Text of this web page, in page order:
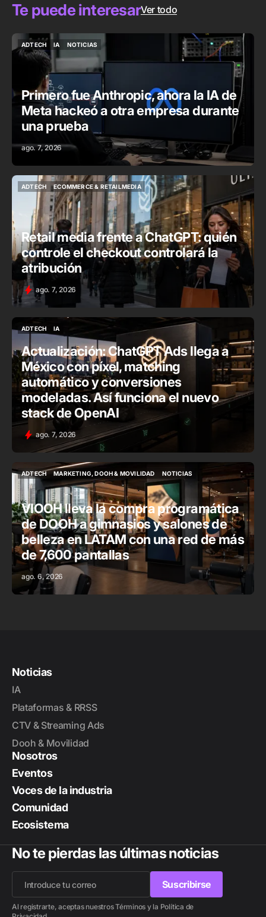
Te puede interesarVer todo
ADTECH
ADTECH
IA
NOTICIAS
Primero fue Anthropic, ahora la IA de
Meta hackeó a otra empresa durante
una prueba
ago. 7, 2026
ADTECH
ADTECH
ECOMMERCE & RETAILMEDIA
ECOMMERCE & RETAILMEDIA
Retail media frente a ChatGPT: quién
controle el checkout controlará la
atribución
ago. 7, 2026
ADTECH
IA
Actualización: ChatGPT Ads llega a
México con píxel, matching
automático y conversiones
modeladas. Así funciona el nuevo
stack de OpenAI
ago. 7, 2026
ADTECH
ADTECH
MARKETING, DOOH & MOVILIDAD
MARKETING, DOOH & MOVILIDAD
NOTICIAS
NOTICIAS
VIOOH lleva la compra programática
de DOOH a gimnasios y salones de
belleza en LATAM con una red de más
de 7,600 pantallas
ago. 6, 2026
Noticias
IA
Plataformas & RRSS
CTV & Streaming Ads
Dooh & Movilidad
Nosotros
Eventos
Voces de la industria
Comunidad
Ecosistema
No te pierdas las últimas noticias
Suscribirse
Suscribirse
Al registrarte, aceptas nuestros Términos y la Política de